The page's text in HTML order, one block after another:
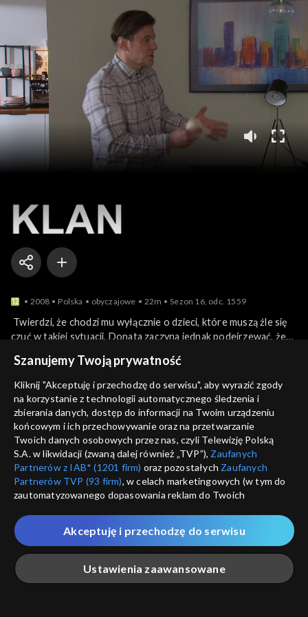
2008 Polska obyczajowe 22m Sezon 16, odc. 1559
Twierdzi, że chodzi mu wyłącznie o dzieci, które muszą źle się
czuć w takiej sytuacji. Donata zaczyna jednak podejrzewać, że
Krystyna dostaje nieprzyjemny sms z pogróżkami. Paweł
bagatelizuje sprawę i uważa, że to zwykła pomyłka.
Pani Mariola namawia Deptułę, żeby zaprosił do siebie na
kolację Vujkovica. Deptuła nieśmiało prosi o radę w tej sprawie
Krystynę. Okazuje się, że ona w tym samym czasie zaplanowała
przyjęcie u siebie.
Rysiek opowiada Pawłowi o gospodyni, która straciła przez
niego pracę u prawnika. Paweł przekazuje wiadomość Kozielle.
Koziełło natychmiast informuje, że znalazł dla nich nową
pomoc domową.
humor kolejny sms, z którego wynika, że ten poranny wcale nie
był pomyłką.
więcej
Sezony i odcinki
Wybierz
4701–4800
4601–4700
4501–4600
4401–4500
Rekomendowane dla Ciebie
Szanujemy Twoją prywatność
Kliknij "Akceptuję i przechodzę do serwisu", aby wyrazić zgody
na korzystanie z technologii automatycznego śledzenia i
zbierania danych, dostęp do informacji na Twoim urządzeniu
końcowym i ich przechowywanie oraz na przetwarzanie
Twoich danych osobowych przez nas, czyli Telewizję Polską
S.A. w likwidacji (zwaną dalej również „TVP”), Zaufanych
Partnerów z IAB* (1201 firm) oraz pozostałych Zaufanych
Partnerów TVP (93 firm), w celach marketingowych (w tym do
zautomatyzowanego dopasowania reklam do Twoich
które wskazujemy poniżej, a także zgody na udostępnianie
przez nas identyfikatora PPID do Google.
Twoje dane osobowe zbierane podczas odwiedzania przez
Ciebie naszych
poszczególnych serwisówzwanych dalej
„Portalem”, w tym informacje zapisywane za pomocą
Ustawienia zaawansowane
Akceptuję i przechodzę do serwisu